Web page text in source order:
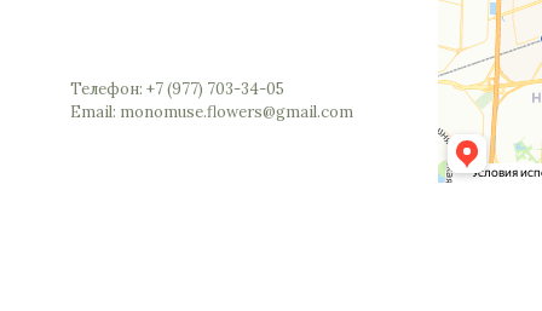
Телефон: +7 (977) 703-34-05
Email: monomuse.flowers@gmail.com